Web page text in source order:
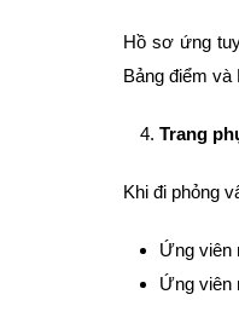
Hồ sơ ứng
Bảng điểm và
Trang
Khi đi phỏng
Ứng viên
Ứng viên